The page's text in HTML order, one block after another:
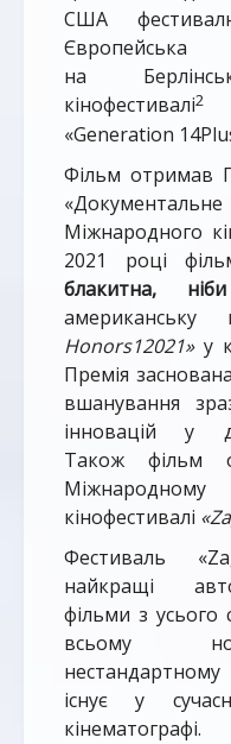
США
на
кінофестивалі2
«Generation
Фільм отримав
Міжнародного
2021 році
блакитна,
Honors12021»у
Премія
вшанування
інновацій у
Також фільм
Міжнародному
кінофестивалі
Фестиваль
найкращі
фільми з усього
всьому
існує у
кінематографі.